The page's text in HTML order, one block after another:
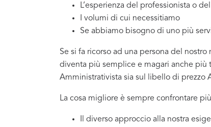
L’esperienza del professionista o
I volumi di cui necessitiamo
Se abbiamo bisogno di uno più
Se si fa ricorso ad una persona del
diventa più semplice e magari anche più
Amministrativista sia sul libello di prezzo
La cosa migliore è sempre confrontare
Il diverso approccio alla nostra